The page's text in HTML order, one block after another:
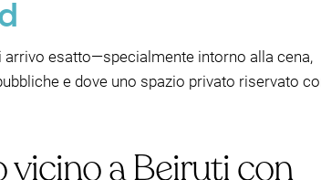
esatto—specialmente intorno alla cena,
e dove uno spazio privato riservato
a Beiruti con